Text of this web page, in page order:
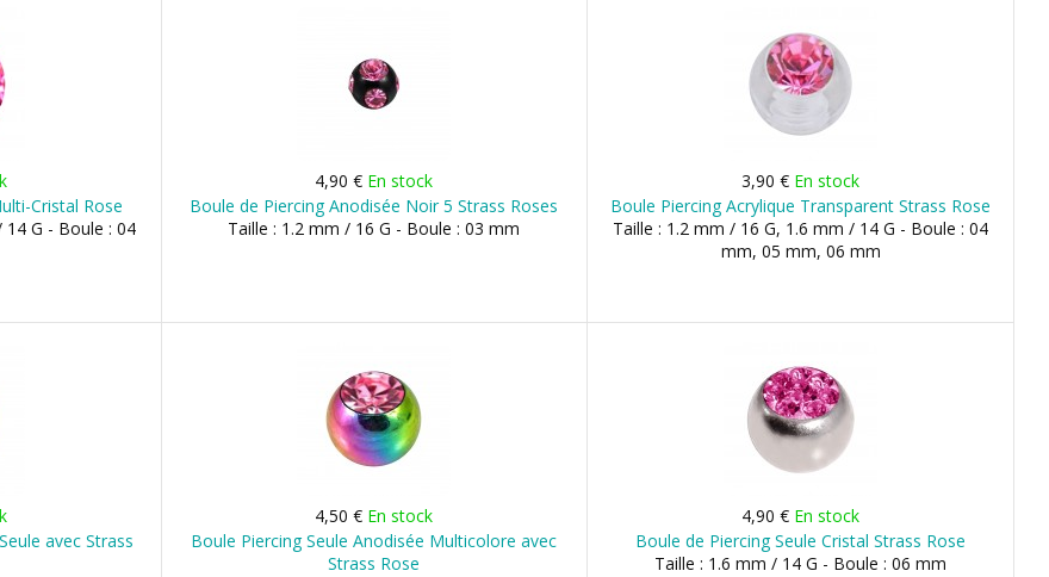
Cristal Rose
G - Boule : 04
4,90 € En stock
Boule de Piercing Anodisée Noir 5 Strass Roses
Taille : 1.2 mm / 16 G - Boule : 03 mm
3,90 € En stock
Boule Piercing Acrylique Transparent Strass Rose
Taille : 1.2 mm / 16 G, 1.6 mm / 14 G - Boule : 04
mm, 05 mm, 06 mm
avec Strass
4,50 € En stock
Boule Piercing Seule Anodisée Multicolore avec
Strass Rose
4,90 € En stock
Boule de Piercing Seule Cristal Strass Rose
Taille : 1.6 mm / 14 G - Boule : 06 mm